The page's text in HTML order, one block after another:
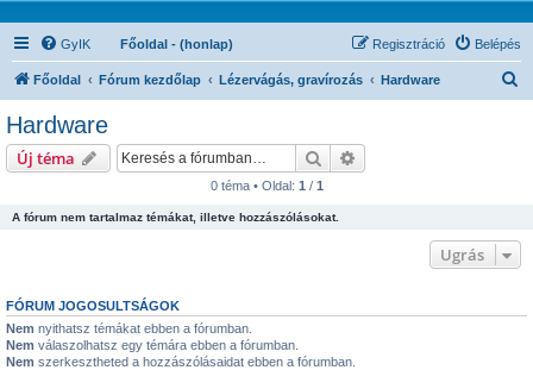
GyIK Főoldal - (honlap) Belépés
Regisztráció
Főoldal Fórum kezdőlap Lézervágás, gravírozás Hardware
Hardware
Új téma Keresés
0 téma • Oldal: 1 / 1
A fórum nem tartalmaz témákat, illetve hozzászólásokat.
Ugrás
FÓRUM JOGOSULTSÁGOK
Nem nyithatsz témákat ebben a fórumban.
Nem válaszolhatsz egy témára ebben a fórumban.
Nem szerkesztheted a hozzászólásaidat ebben a fórumban.